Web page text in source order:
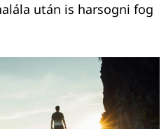
után is harsogni fog